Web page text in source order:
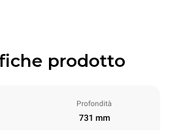
prodotto
Profondità
731 mm